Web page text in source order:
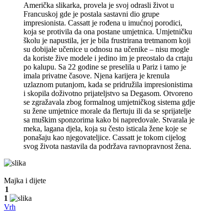
Američka slikarka, provela je svoj odrasli život u
Francuskoj gde je postala sastavni dio grupe
impresionista. Cassatt je rođena u imućnoj porodici,
koja se protivila da ona postane umjetnica. Umjetničku
školu je napustila, jer je bila frustrirana tretmanom koji
su dobijale učenice u odnosu na učenike – nisu mogle
da koriste žive modele i jedino im je preostalo da crtaju
po kalupu. Sa 22 godine se preselila u Pariz i tamo je
imala privatne časove. Njena karijera je krenula
uzlaznom putanjom, kada se pridružila impresionistima
i skopila doživotno prijateljstvo sa Degasom. Otvoreno
se zgražavala zbog formalnog umjetničkog sistema gdje
su žene umjetnice morale da flertuju ili da se sprijatelje
sa muškim sponzorima kako bi napredovale. Stvarala je
meka, lagana djela, koja su često isticala žene koje se
ponašaju kao njegovateljice. Cassatt je tokom cijelog
svog života nastavila da podržava ravnopravnost žena.
Majka i dijete
1
1
Vrh